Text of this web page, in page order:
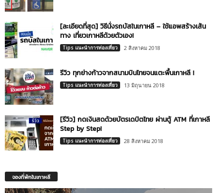
[ละเอียดที่สุด] วิธีนั่งรถบัสในเกาหลี – ใช้แอพสร้างเส้น
ทาง เที่ยวเกาหลีด้วยตัวเอง!
Tips แนะนำการท่องเที่ยว 2 สิงหาคม 2018
รีวิว ทุกย่างก้าวจากสนามบินไทยจนแตะพื้นเกาหลี !
Tips แนะนำการท่องเที่ยว 13 มิถุนายน 2018
[รีวิว] กดเงินสดด้วยบัตรเดบิตไทย ผ่านตู้ ATM ที่เกาหลี
Step by Step!
Tips แนะนำการท่องเที่ยว 28 สิงหาคม 2018
จองที่พักในเกาหลี